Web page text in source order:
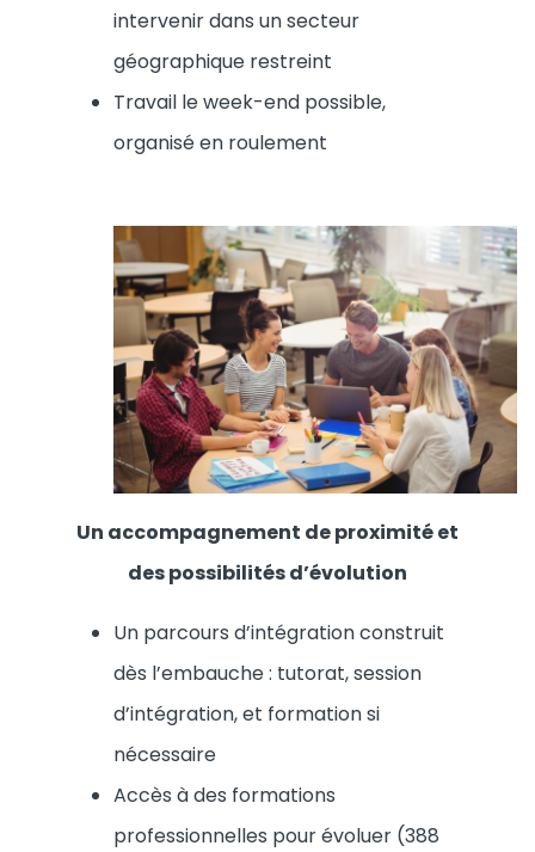
intervenir dans un secteur
géographique restreint
Travail le week-end possible,
organisé en roulement
Un accompagnement de proximité et
des possibilités d’évolution
Un parcours d’intégration construit
dès l’embauche : tutorat, session
d’intégration, et formation si
nécessaire
Accès à des formations
professionnelles pour évoluer (388